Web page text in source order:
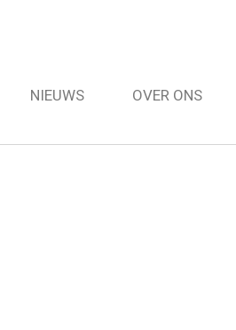
NIEUWS OVER ONS